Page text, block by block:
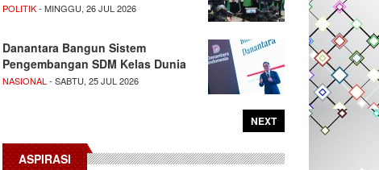
POLITIK- MINGGU, 26 JUL 2026
Danantara Bangun Sistem
Pengembangan SDM Kelas Dunia
NASIONAL - SABTU, 25 JUL 2026
NEXT
ASPIRASI